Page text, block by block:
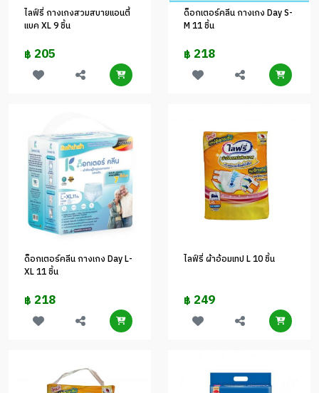
ไลฟ์รี่ กางเกงสวมสบายแอนตี้
แบค XL 9 ชิ้น
฿ 205
ด็อกเตอร์คลีน กางเกง Day S-
M 11 ชิ้น
฿ 218
ด็อกเตอร์คลีน กางเกง Day L-
XL 11 ชิ้น
฿ 218
ไลฟ์รี่ ผ้าอ้อมเทป L 10 ชิ้น
฿ 249